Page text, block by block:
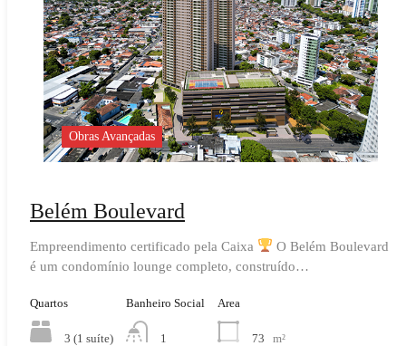
Obras Avançadas
Belém Boulevard
Empreendimento certificado pela Caixa
O Belém Boulevard
é um condomínio lounge completo, construído…
Quartos
3 (1 suíte)
Banheiro Social
1
Area
73 m²